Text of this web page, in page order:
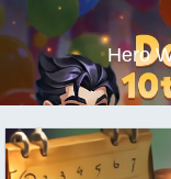
Hero